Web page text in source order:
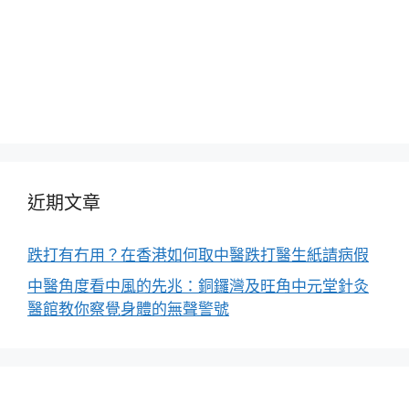
近期文章
跌打有冇用？在香港如何取中醫跌打醫生紙請病假
中醫角度看中風的先兆：銅鑼灣及旺角中元堂針灸
醫館教你察覺身體的無聲警號